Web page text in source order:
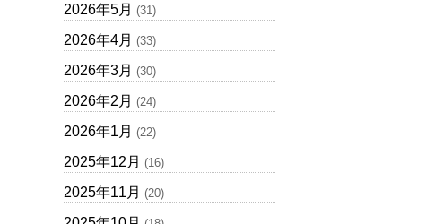
2026年5月 (31)
2026年4月 (33)
2026年3月 (30)
2026年2月 (24)
2026年1月 (22)
2025年12月 (16)
2025年11月 (20)